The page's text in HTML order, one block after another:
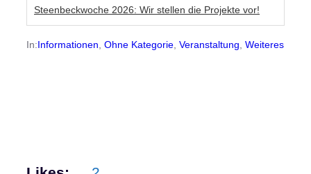
Steenbeckwoche 2026: Wir stellen die Projekte vor!
In:Informationen Ohne Kategorie Veranstaltung Weiteres